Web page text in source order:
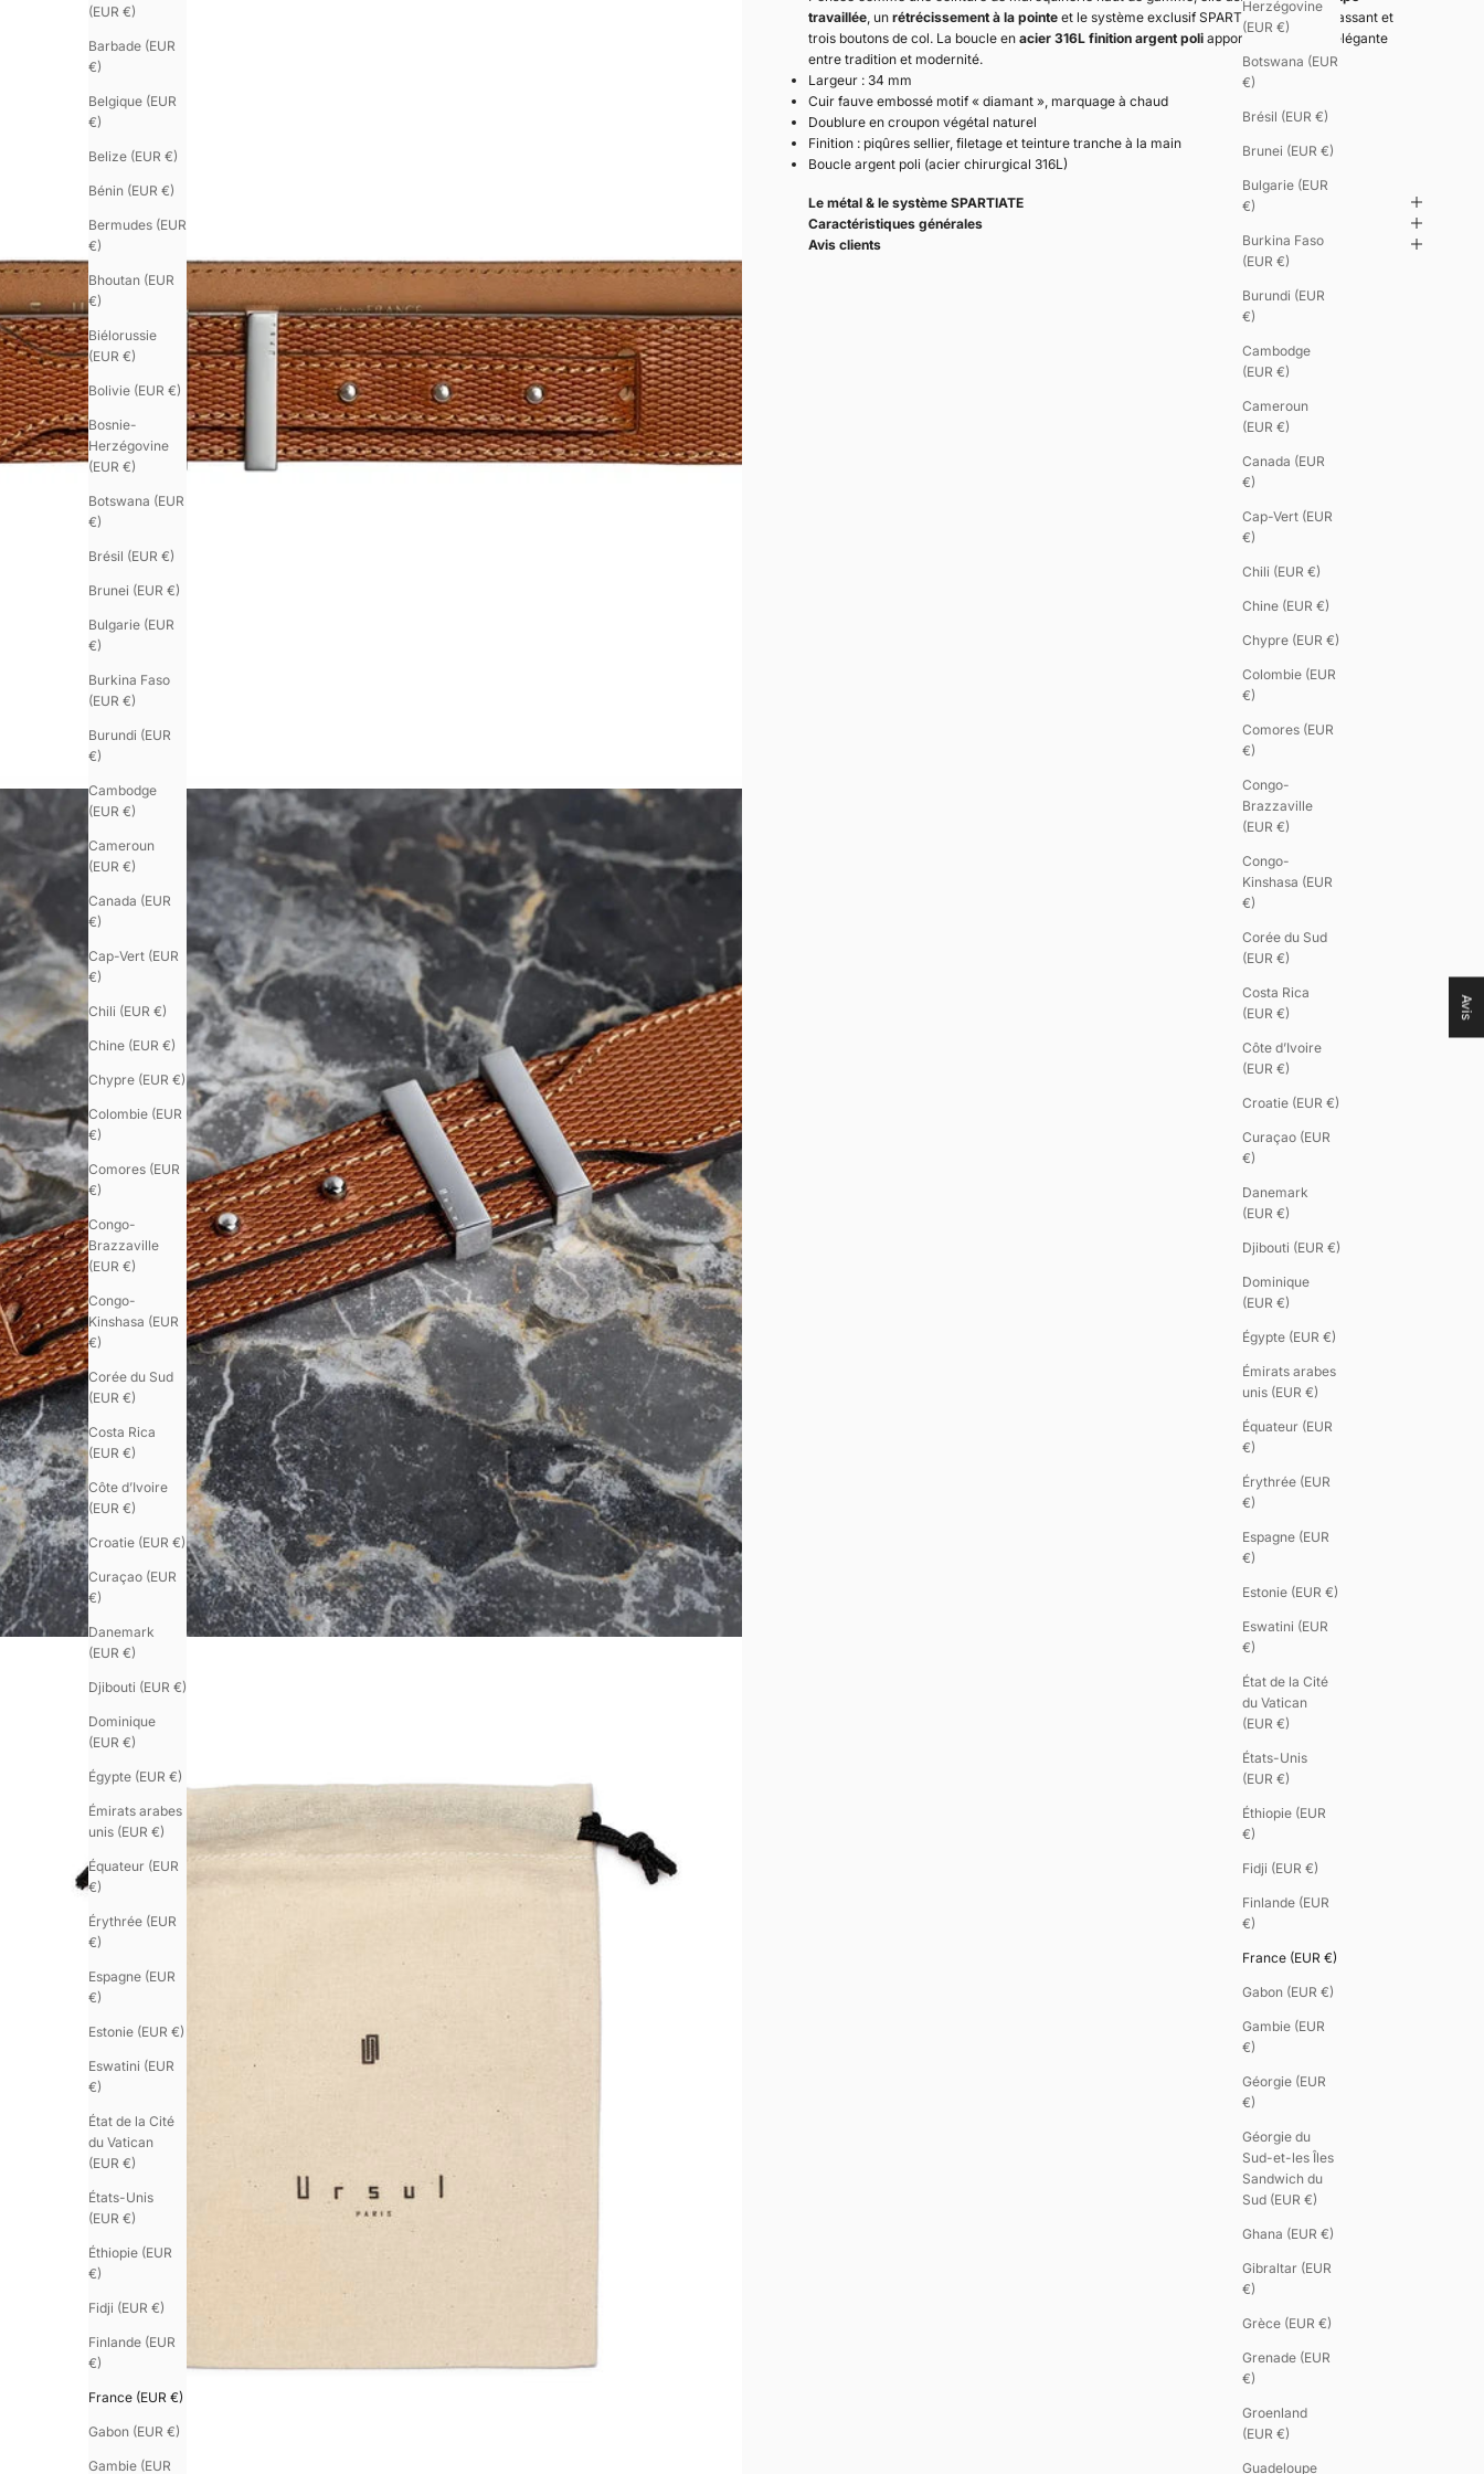
Herzégovine
(EUR €)
Botswana (EUR
€)
Brésil (EUR €)
Brunei (EUR €)
Bulgarie (EUR
€)
Burkina Faso
(EUR €)
Burundi (EUR
€)
Cambodge
(EUR €)
Cameroun
(EUR €)
Canada (EUR
€)
Cap-Vert (EUR
€)
Chili (EUR €)
Chine (EUR €)
Chypre (EUR €)
Colombie (EUR
€)
Comores (EUR
€)
Congo-
Brazzaville
(EUR €)
Congo-
Kinshasa (EUR
€)
Corée du Sud
(EUR €)
Costa Rica
(EUR €)
Côte d’Ivoire
(EUR €)
Croatie (EUR €)
Curaçao (EUR
€)
Danemark
(EUR €)
Djibouti (EUR €)
Dominique
(EUR €)
Égypte (EUR €)
Émirats arabes
unis (EUR €)
Équateur (EUR
€)
Érythrée (EUR
€)
Espagne (EUR
€)
Estonie (EUR €)
Eswatini (EUR
€)
État de la Cité
du Vatican
(EUR €)
États-Unis
(EUR €)
Éthiopie (EUR
€)
Fidji (EUR €)
Finlande (EUR
€)
France (EUR €)
Gabon (EUR €)
Gambie (EUR
€)
Géorgie (EUR
€)
Géorgie du
Sud-et-les Îles
Sandwich du
Sud (EUR €)
Ghana (EUR €)
Gibraltar (EUR
€)
Grèce (EUR €)
Grenade (EUR
€)
Groenland
(EUR €)
Guadeloupe
(EUR €)
Barbade (EUR
€)
Belgique (EUR
€)
Belize (EUR €)
Bénin (EUR €)
Bermudes (EUR
€)
Bhoutan (EUR
€)
Biélorussie
(EUR €)
Bolivie (EUR €)
Bosnie-
Herzégovine
(EUR €)
Botswana (EUR
€)
Brésil (EUR €)
Brunei (EUR €)
Bulgarie (EUR
€)
Burkina Faso
(EUR €)
Burundi (EUR
€)
Cambodge
(EUR €)
Cameroun
(EUR €)
Canada (EUR
€)
Cap-Vert (EUR
€)
Chili (EUR €)
Chine (EUR €)
Chypre (EUR €)
Colombie (EUR
€)
Comores (EUR
€)
Congo-
Brazzaville
(EUR €)
Congo-
Kinshasa (EUR
€)
Corée du Sud
(EUR €)
Costa Rica
(EUR €)
Côte d’Ivoire
(EUR €)
Croatie (EUR €)
Curaçao (EUR
€)
Danemark
(EUR €)
Djibouti (EUR €)
Dominique
(EUR €)
Égypte (EUR €)
Émirats arabes
unis (EUR €)
Équateur (EUR
€)
Érythrée (EUR
€)
Espagne (EUR
€)
Estonie (EUR €)
Eswatini (EUR
€)
État de la Cité
du Vatican
(EUR €)
États-Unis
(EUR €)
Éthiopie (EUR
€)
Fidji (EUR €)
Finlande (EUR
€)
France (EUR €)
Gabon (EUR €)
Gambie (EUR
travaillée , un rétrécissement à la pointe et le système exclusif SPARTIATE à double passant et
trois boutons de col. La boucle en acier 316L finition argent poli apporte une tension élégante
entre tradition et modernité.
Largeur : 34 mm
Cuir fauve embossé motif « diamant », marquage à chaud
Doublure en croupon végétal naturel
Finition : piqûres sellier, filetage et teinture tranche à la main
Boucle argent poli (acier chirurgical 316L)
Le métal & le système SPARTIATE
Caractéristiques générales
Avis clients
Avis